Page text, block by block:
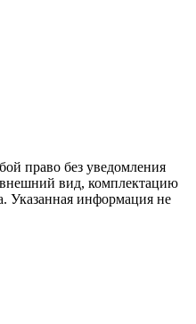
право без уведомления
внешний вид, комплектацию
Указанная информация не